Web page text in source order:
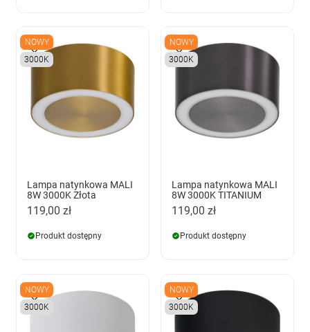
NOWY
3000K
Lampa natynkowa MALI
8W 3000K Złota
119,00 zł
Produkt dostępny
NOWY
3000K
Lampa natynkowa MALI
8W 3000K TITANIUM
119,00 zł
Produkt dostępny
NOWY
3000K
NOWY
3000K